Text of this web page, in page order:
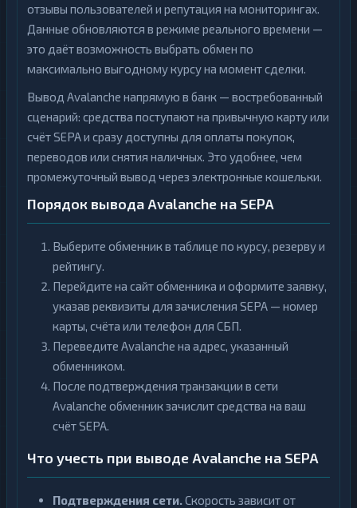
отзывы пользователей и репутация на мониторингах.
Данные обновляются в режиме реального времени —
это даёт возможность выбрать обмен по
максимально выгодному курсу на момент сделки.
Вывод Avalanche напрямую в банк — востребованный
сценарий: средства поступают на привычную карту или
счёт SEPA и сразу доступны для оплаты покупок,
переводов или снятия наличных. Это удобнее, чем
промежуточный вывод через электронные кошельки.
Порядок вывода Avalanche на SEPA
Выберите обменник в таблице по курсу, резерву и
рейтингу.
Перейдите на сайт обменника и оформите заявку,
указав реквизиты для зачисления SEPA — номер
карты, счёта или телефон для СБП.
Переведите Avalanche на адрес, указанный
обменником.
После подтверждения транзакции в сети
Avalanche обменник зачислит средства на ваш
счёт SEPA.
Что учесть при выводе Avalanche на SEPA
Подтверждения сети.Скорость зависит от